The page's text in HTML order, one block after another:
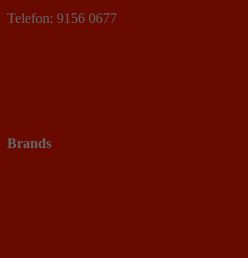
Telefon: 9156 0677
Brands